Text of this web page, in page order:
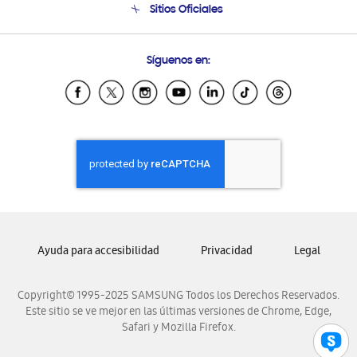
Condiciones de Compra
Soporte vía eMail
Sitios Oficiales
Samsung Ecuador
Samsung El Salvador
Samsung Honduras
Samsung Nicaragua
Samsung Panamá
Samsung Venezuela
Síguenos en:
Copyright© 1995-2025 SAMSUNG Todos los Derechos Reservados.
Este sitio se ve mejor en las últimas versiones de Chrome, Edge,
Safari y Mozilla Firefox.
Ayuda para accesibilidad Privacidad Legal